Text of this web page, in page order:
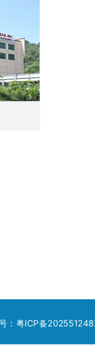
：粤ICP备